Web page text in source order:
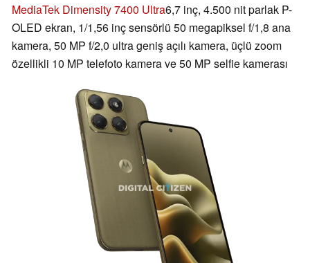
MediaTek Dimensity 7400 Ultra6,7 inç, 4.500 nit parlak P-
OLED ekran, 1/1,56 inç sensörlü 50 megapiksel f/1,8 ana
kamera, 50 MP f/2,0 ultra geniş açılı kamera, üçlü zoom
özellikli 10 MP telefoto kamera ve 50 MP selfie kamerası